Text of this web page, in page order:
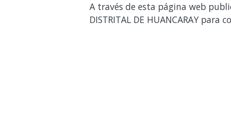
A través de esta página web
DISTRITAL DE HUANCARAY para